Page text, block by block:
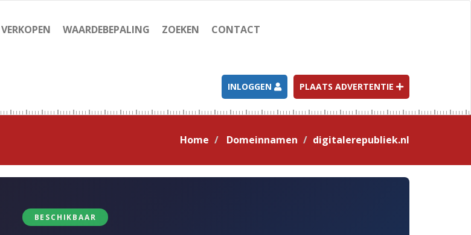
VERKOPEN WAARDEBEPALING ZOEKEN CONTACT
INLOGGEN PLAATS ADVERTENTIE
Home Domeinnamen digitalerepubliek.nl
BESCHIKBAAR